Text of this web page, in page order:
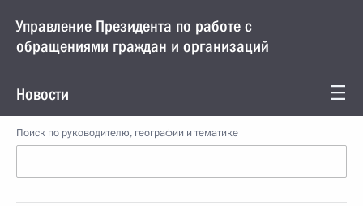
Управление Президента по работе с
обращениями граждан и организаций
Новости
Поиск по руководителю, географии и тематике